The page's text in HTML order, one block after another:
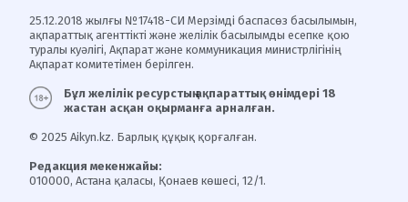
25.12.2018 жылғы №17418-СИ Мерзімді баспасөз басылымын,
ақпараттық агенттікті және желілік басылымды есепке қою
туралы куәлігі, Ақпарат және коммуникация министрлігінің
Ақпарат комитетімен берілген.
Бұл желілік ресурстың ақпараттық өнімдері 18
жастан асқан оқырманға арналған.
© 2025 Aikyn.kz. Барлық құқық қорғалған.
Редакция мекенжайы:
010000, Астана қаласы, Қонаев көшесі, 12/1.